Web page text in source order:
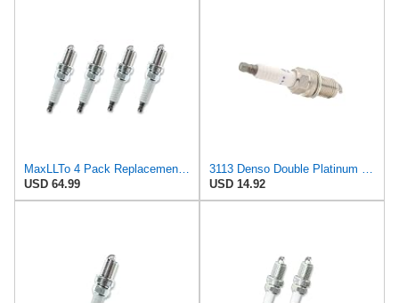
MaxLLTo 4 Pack Replacement 5275 Platinum Spark Plug for Beck for Arnley 1765201 for DENSO Auto 3113
USD 64.99
USD 14.92